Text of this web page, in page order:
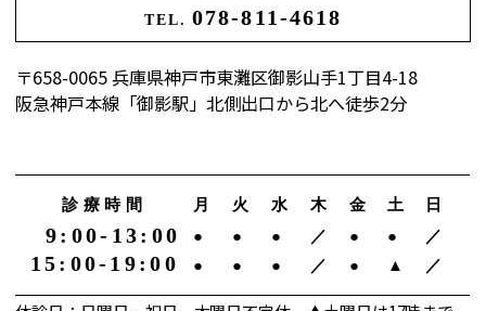
TEL. 078-811-4618
〒658-0065 兵庫県神戸市東灘区御影山手1丁目4-18
阪急神戸本線「御影駅」北側出口から北へ徒歩2分
診療時間 月 火 水 木 金 土 日
9:00-13:00 ● ● ● ／ ● ● ／
15:00-19:00 ● ● ● ／ ● ▲ ／